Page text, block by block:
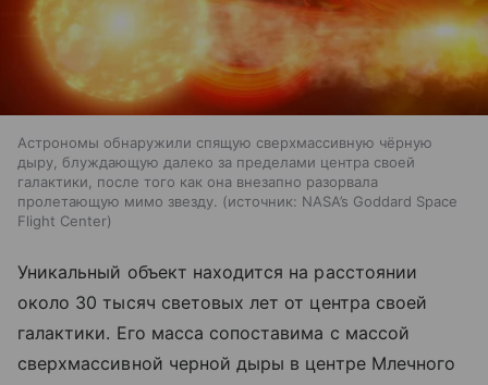
Астрономы обнаружили спящую сверхмассивную чёрную
дыру, блуждающую далеко за пределами центра своей
галактики, после того как она внезапно разорвала
пролетающую мимо звезду.
источник: NASA’s Goddard Space
Flight Center
Уникальный объект находится на расстоянии
около 30 тысяч световых лет от центра своей
галактики. Его масса сопоставима с массой
сверхмассивной черной дыры в центре Млечного